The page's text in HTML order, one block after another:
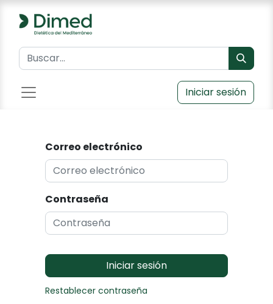
Iniciar sesión
Correo electrónico
Contraseña
Iniciar sesión
Restablecer contraseña